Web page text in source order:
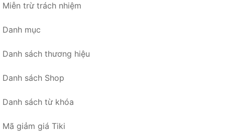
Miễn trừ trách nhiệm
Danh mục
Danh sách thương hiệu
Danh sách Shop
Danh sách từ khóa
Mã giảm giá Tiki